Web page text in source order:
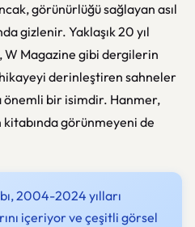
görünürlüğü sağlayan asıl
gizlenir. Yaklaşık 20 yıl
W Magazine gibi dergilerin
derinleştiren sahneler
bir isimdir. Hanmer,
kitabında görünmeyeni de
2004-2024 yılları
içeriyor ve çeşitli görsel